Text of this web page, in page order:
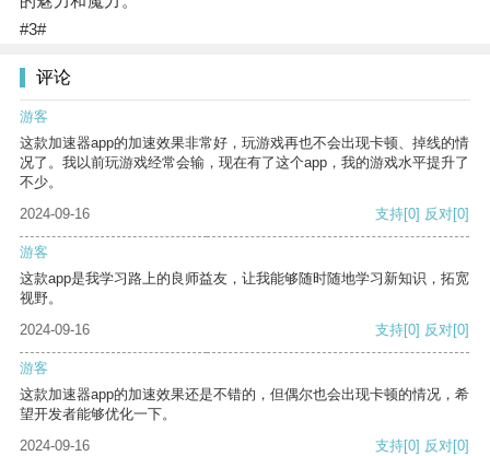
#3#
评论
游客
这款加速器app的加速效果非常好，玩游戏再也不会出现卡顿、掉线的情
况了。我以前玩游戏经常会输，现在有了这个app，我的游戏水平提升了
不少。
2024-09-16
支持[0] 反对[0]
游客
这款app是我学习路上的良师益友，让我能够随时随地学习新知识，拓宽
视野。
2024-09-16
支持[0] 反对[0]
游客
这款加速器app的加速效果还是不错的，但偶尔也会出现卡顿的情况，希
望开发者能够优化一下。
2024-09-16
支持[0] 反对[0]